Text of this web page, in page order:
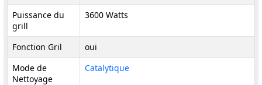
Puissance du
grill
3600 Watts
Fonction Gril
oui
Mode de
Nettoyage
Catalytique